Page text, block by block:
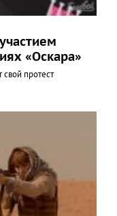
«Оскара»
протест